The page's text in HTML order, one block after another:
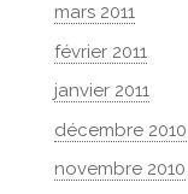
mars 2011
février 2011
janvier 2011
décembre 2010
novembre 2010